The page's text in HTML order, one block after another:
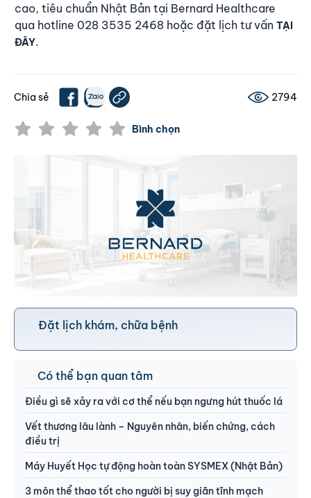
cao, tiêu chuẩn Nhật Bản tại Bernard Healthcare
qua hotline 028 3535 2468 hoặc đặt lịch tư vấn TẠI
ĐÂY.
Chia sẻ 2794
Bình chọn
Đặt lịch khám, chữa bệnh
Có thể bạn quan tâm
Điều gì sẽ xảy ra với cơ thể nếu bạn ngưng hút thuốc lá
Vết thương lâu lành – Nguyên nhân, biến chứng, cách
điều trị
Máy Huyết Học tự động hoàn toàn SYSMEX (Nhật Bản)
3 môn thể thao tốt cho người bị suy giãn tĩnh mạch